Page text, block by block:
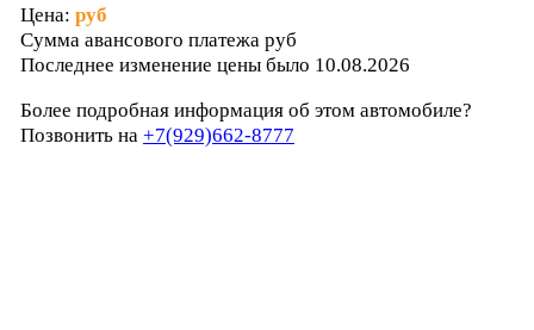
Цена: руб
Сумма авансового платежа руб
Последнее изменение цены было 10.08.2026
Более подробная информация об этом автомобиле?
Позвонить на +7(929)662-8777